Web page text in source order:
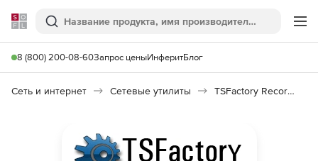
Softline
Поиск
8 (800) 200-08-60Запрос ценыИнферитБлог
Сеть и интернет Сетевые утилиты TSFactory RecordTS